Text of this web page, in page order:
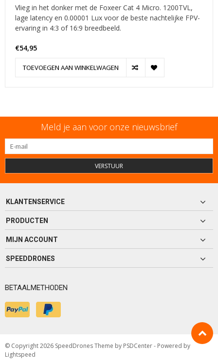
Vlieg in het donker met de Foxeer Cat 4 Micro. 1200TVL,
lage latency en 0.00001 Lux voor de beste nachtelijke FPV-
ervaring in 4:3 of 16:9 breedbeeld.
€54,95
TOEVOEGEN AAN WINKELWAGEN
Meld je aan voor onze nieuwsbrief
VERSTUUR
KLANTENSERVICE
PRODUCTEN
MIJN ACCOUNT
SPEEDDRONES
BETAALMETHODEN
© Copyright 2026 SpeedDrones Theme by PSDCenter- Powered by
Lightspeed